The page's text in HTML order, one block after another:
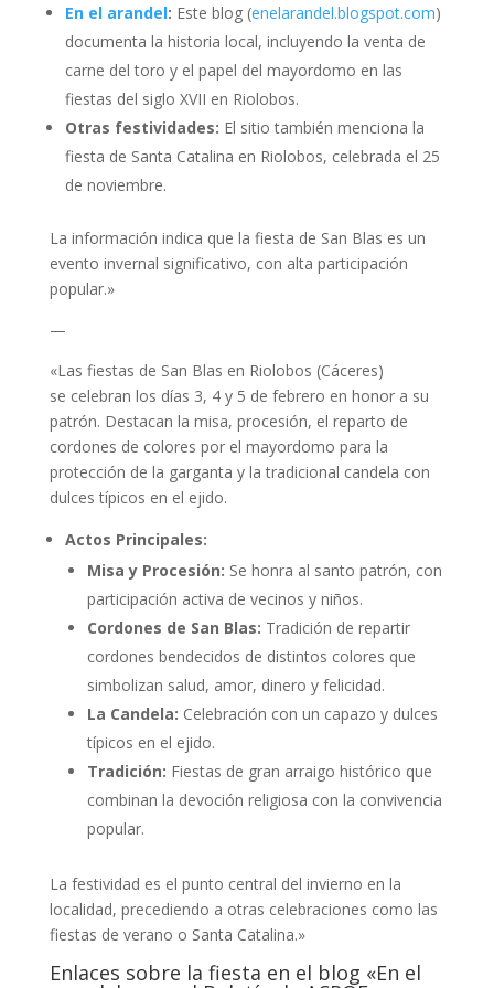
En el arandel: Este blog (enelarandel.blogspot.com)
documenta la historia local, incluyendo la venta de
carne del toro y el papel del mayordomo en las
fiestas del siglo XVII en Riolobos.
Otras festividades: El sitio también menciona la
fiesta de Santa Catalina en Riolobos, celebrada el 25
de noviembre.
La información indica que la fiesta de San Blas es un
evento invernal significativo, con alta participación
popular.»
—
«Las fiestas de San Blas en Riolobos (Cáceres)
se celebran los días 3, 4 y 5 de febrero en honor a su
patrón. Destacan la misa, procesión, el reparto de
cordones de colores por el mayordomo para la
protección de la garganta y la tradicional candela con
dulces típicos en el ejido.
Actos Principales:
Misa y Procesión: Se honra al santo patrón, con
participación activa de vecinos y niños.
Cordones de San Blas: Tradición de repartir
cordones bendecidos de distintos colores que
simbolizan salud, amor, dinero y felicidad.
La Candela: Celebración con un capazo y dulces
típicos en el ejido.
Tradición: Fiestas de gran arraigo histórico que
combinan la devoción religiosa con la convivencia
popular.
La festividad es el punto central del invierno en la
localidad, precediendo a otras celebraciones como las
fiestas de verano o Santa Catalina.»
Enlaces sobre la fiesta en el blog «En el